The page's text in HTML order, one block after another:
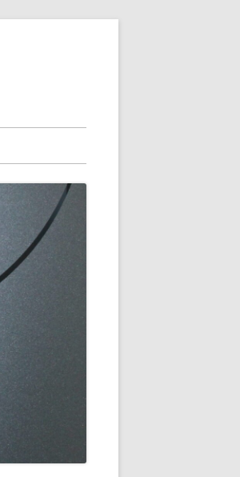
ARVUTIKLASSI KASUTAMINE